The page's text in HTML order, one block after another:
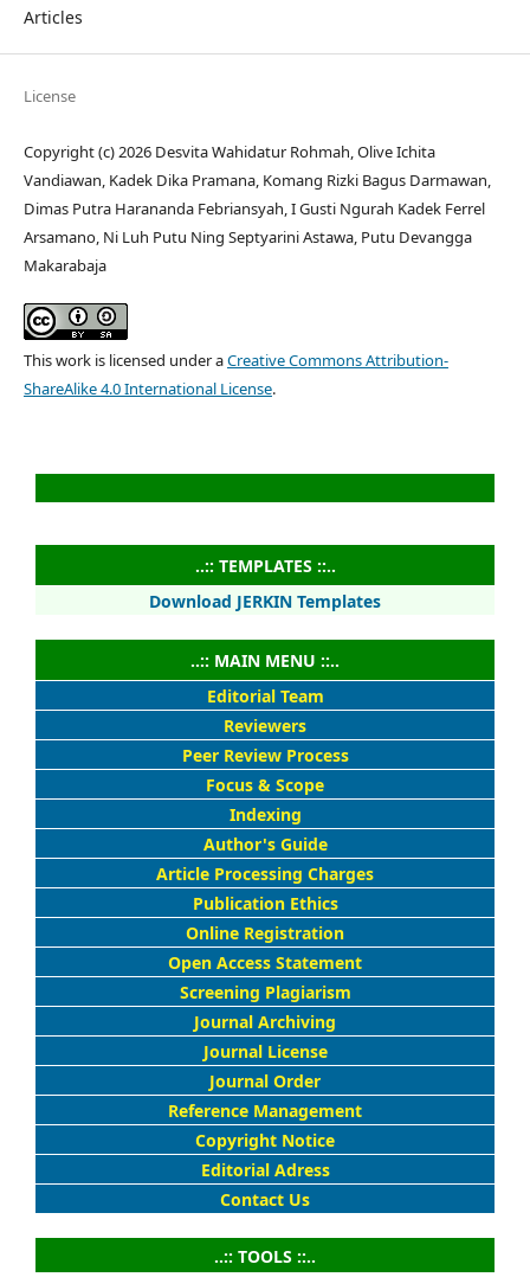
Articles
License
Copyright (c) 2026 Desvita Wahidatur Rohmah, Olive Ichita
Vandiawan, Kadek Dika Pramana, Komang Rizki Bagus Darmawan,
Dimas Putra Harananda Febriansyah, I Gusti Ngurah Kadek Ferrel
Arsamano, Ni Luh Putu Ning Septyarini Astawa, Putu Devangga
Makarabaja
This work is licensed under aCreative Commons Attribution-
ShareAlike 4.0 International License.
..:: TEMPLATES ::..
Download JERKIN Templates
..:: MAIN MENU ::..
Editorial Team
Reviewers
Peer Review Process
Focus & Scope
Indexing
Author's Guide
Article Processing Charges
Publication Ethics
Online Registration
Open Access Statement
Screening Plagiarism
Journal Archiving
Journal License
Journal Order
Reference Management
Copyright Notice
Editorial Adress
Contact Us
..:: TOOLS ::..